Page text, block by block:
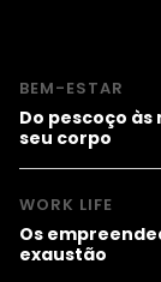
BEM-ESTAR
Do pescoço
seu corpo
WORK LIFE
Os
exaustão